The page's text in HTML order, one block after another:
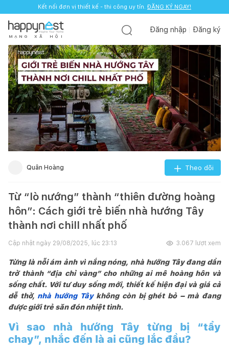
Kết nối đơn vị thiết kế - thi công uy tín. ĐĂNG KÝ NGAY!
M Ạ N G X Ã H Ộ I
Đăng nhập Đăng ký
Quân Hoàng Theo dõi
Từ “lò nướng” thành “thiên đường hoàng
hôn”: Cách giới trẻ biến nhà hướng Tây
thành nơi chill nhất phố
Cập nhật ngày 29/08/2025, lúc 23:13 3.067 lượt xem
Từng là nỗi ám ảnh vì nắng nóng, nhà hướng Tây đang dần
trở thành “địa chỉ vàng” cho những ai mê hoàng hôn và
sống chất. Với tư duy sống mới, thiết kế hiện đại và giá cả
dễ thở, nhà hướng Tâykhông còn bị ghét bỏ – mà đang
được giới trẻ săn đón nhiệt tình.
Vì sao nhà hướng Tây từng bị “tẩy
chay”, nhắc đến là ai cũng lắc đầu?